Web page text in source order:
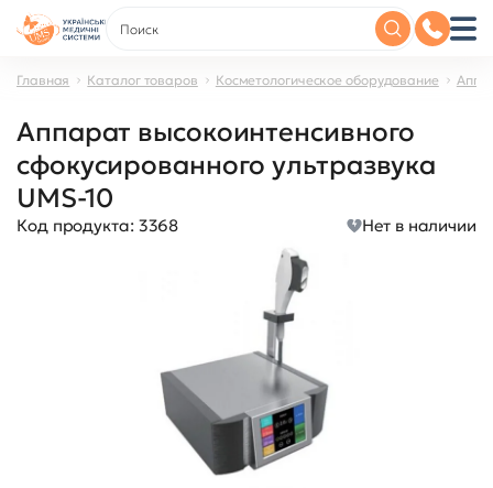
Главная Каталог товаров Косметологическое оборудование
Аппарат высокоинтенсивного
сфокусированного ультразвука
UMS-10
Код продукта: 3368 Нет в наличии